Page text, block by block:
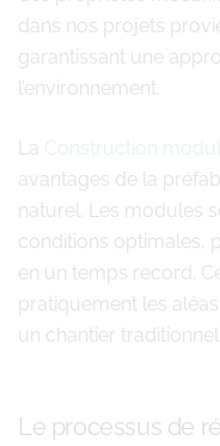
dans nos projets
garantissant une
l’environnement.
La Construction
avantages de la
naturel. Les modules
conditions optimales,
en un temps record.
pratiquement les
un chantier traditionnel.
Le processus de